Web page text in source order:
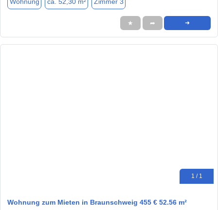
Wohnung ca. 52,30 m² Zimmer 3
★ ➦ ➜
1 / 1
Wohnung zum Mieten in Braunschweig 455 € 52.56 m²